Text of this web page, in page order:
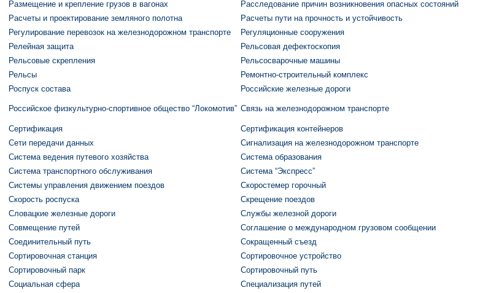
Размещение и крепление грузов в вагонах
Расследование причин возникновения опасных состояний
Расчеты и проектирование земляного полотна
Расчеты пути на прочность и устойчивость
Регулирование перевозок на железнодорожном транспорте
Регуляционные сооружения
Релейная защита
Рельсовая дефектоскопия
Рельсовые скрепления
Рельсосварочные машины
Рельсы
Ремонтно-строительный комплекс
Роспуск состава
Российские железные дороги
Российское физкультурно-спортивное общество “Локомотив” Связь на железнодорожном транспорте
Сертификация
Сертификация контейнеров
Сети передачи данных
Сигнализация на железнодорожном транспорте
Система ведения путевого хозяйства
Система образования
Система транспортного обслуживания
Система “Экспресс”
Системы управления движением поездов
Скоростемер горочный
Скорость роспуска
Скрещение поездов
Словацкие железные дороги
Службы железной дороги
Совмещение путей
Соглашение о международном грузовом сообщении
Соединительный путь
Сокращенный съезд
Сортировочная станция
Сортировочное устройство
Сортировочный парк
Сортировочный путь
Социальная сфера
Специализация путей